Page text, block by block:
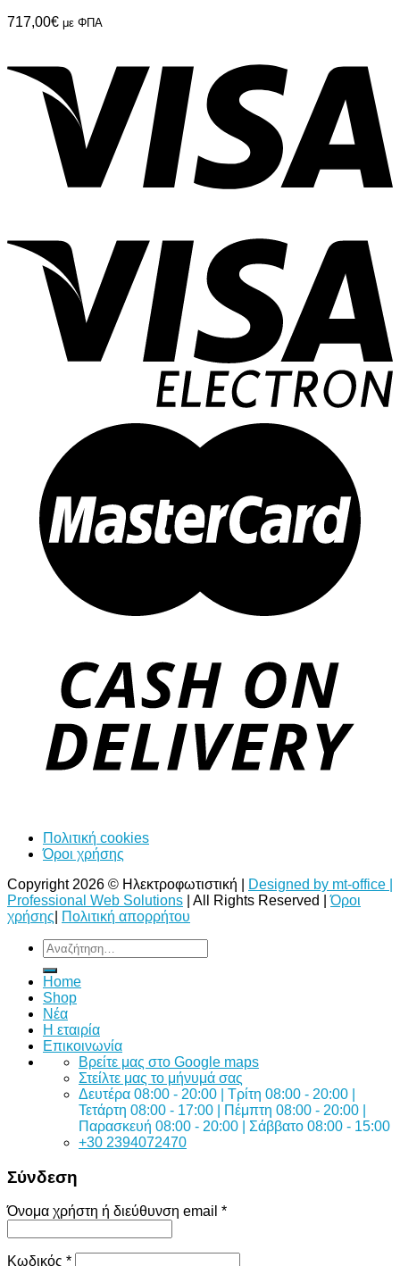
717,00€ με ΦΠΑ
Πολιτική cookies
Όροι χρήσης
Copyright 2026 © Ηλεκτροφωτιστική |
Designed by mt-office |
Professional Web Solutions | All Rights Reserved |Όροι
χρήσης
Πολιτική απορρήτου
Αναζήτηση
για:
Home
Shop
Νέα
Η εταιρία
Επικοινωνία
Bρείτε μας στο Google maps
Στείλτε μας το μήνυμά σας
Δευτέρα 08:00 - 20:00 | Τρίτη 08:00 - 20:00 |
Τετάρτη 08:00 - 17:00 | Πέμπτη 08:00 - 20:00 |
Παρασκευή 08:00 - 20:00 | Σάββατο 08:00 - 15:00
+30 2394072470
Σύνδεση
Όνομα χρήστη ή διεύθυνση email *
Κωδικός *